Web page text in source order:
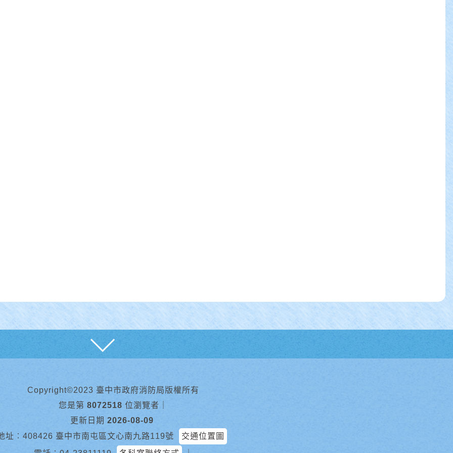
Copyright©2023 臺中市政府消防局版權所有
您是第 8072518 位瀏覽者
更新日期 2026-08-09
址︰408426 臺中市南屯區文心南九路119號
交通位置圖